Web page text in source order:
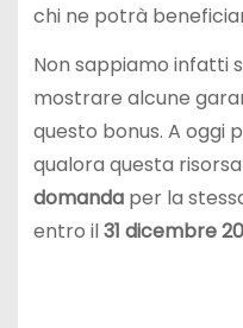
chi ne potrà
Non sappiamo infatti
mostrare alcune
questo bonus. A oggi
qualora questa
domandaper la
entro il31 dicembre